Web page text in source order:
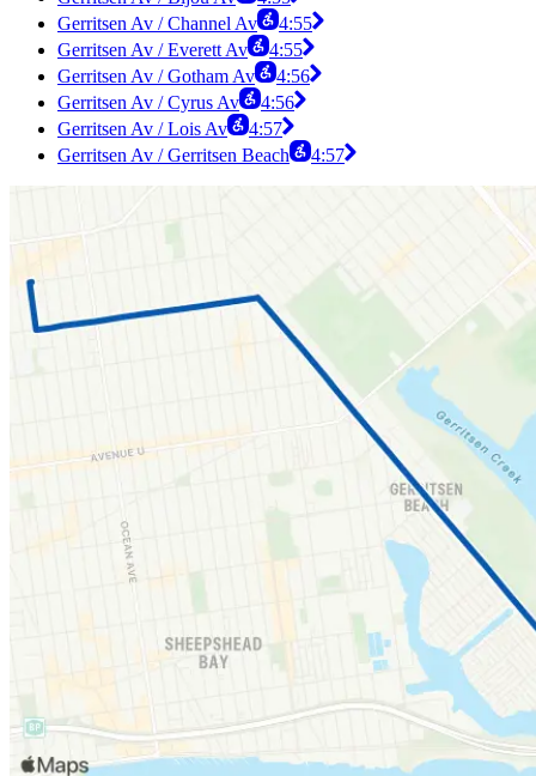
Gerritsen Av / Channel Av
4:55
Gerritsen Av / Everett Av
4:55
Gerritsen Av / Gotham Av
4:56
Gerritsen Av / Cyrus Av
4:56
Gerritsen Av / Lois Av
4:57
Gerritsen Av / Gerritsen Beach
4:57